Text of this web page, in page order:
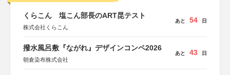
くらこん 塩こん部長のART昆テスト
株式会社くらこん
あと 54 日
撥水風呂敷『ながれ』デザインコンペ2026
朝倉染布株式会社
あと 43 日